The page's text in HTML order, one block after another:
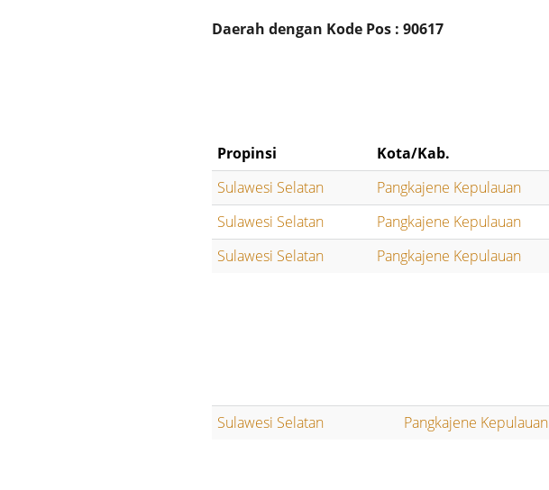
Daerah dengan Kode Pos : 90617
Propinsi Kota/Kab.
Sulawesi Selatan
Pangkajene Kepulauan
Sulawesi Selatan
Pangkajene Kepulauan
Sulawesi Selatan
Pangkajene Kepulauan
Sulawesi Selatan Pangkajene Kepulauan